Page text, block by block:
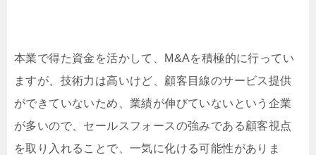
本業で得た資金を活かして、M&Aを積極的に行ってい
ますが、技術力は高いけど、顧客目線のサービス提供
ができていないため、業績が伸びていないという企業
が多いので、セールスフォースの強みである顧客視点
を取り入れることで、一気に化ける可能性がありま